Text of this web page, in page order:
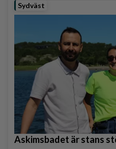
Sydväst
Askimsbadet är stans